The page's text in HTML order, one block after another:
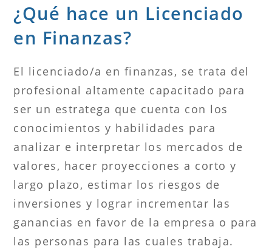
¿Qué hace un Licenciado
en Finanzas?
El licenciado/a en finanzas, se trata del
profesional altamente capacitado para
ser un estratega que cuenta con los
conocimientos y habilidades para
analizar e interpretar los mercados de
valores, hacer proyecciones a corto y
largo plazo, estimar los riesgos de
inversiones y lograr incrementar las
ganancias en favor de la empresa o para
las personas para las cuales trabaja.